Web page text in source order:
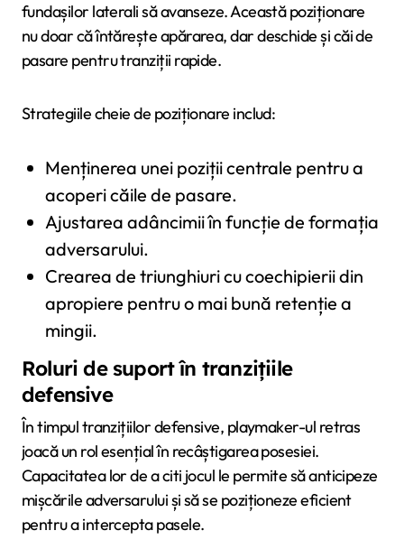
fundașilor laterali să avanseze. Această poziționare
nu doar că întărește apărarea, dar deschide și căi de
pasare pentru tranziții rapide.
Strategiile cheie de poziționare includ:
Menținerea unei poziții centrale pentru a
acoperi căile de pasare.
Ajustarea adâncimii în funcție de formația
adversarului.
Crearea de triunghiuri cu coechipierii din
apropiere pentru o mai bună retenție a
mingii.
Roluri de suport în tranzițiile
defensive
În timpul tranzițiilor defensive, playmaker-ul retras
joacă un rol esențial în recâștigarea posesiei.
Capacitatea lor de a citi jocul le permite să anticipeze
mișcările adversarului și să se poziționeze eficient
pentru a intercepta pasele.